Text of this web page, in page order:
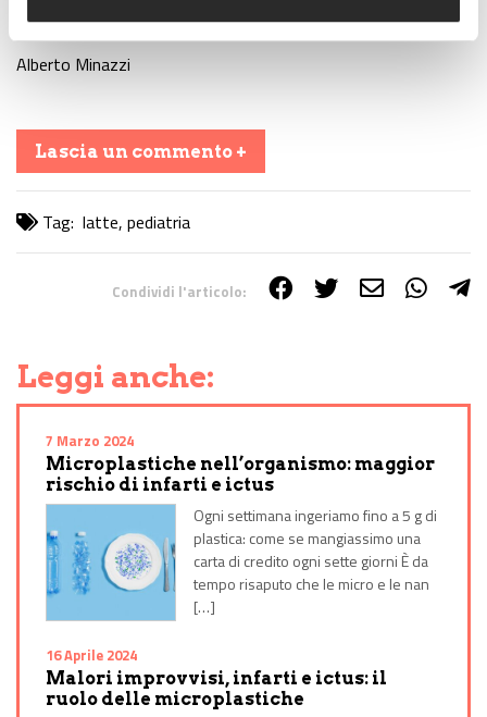
qualora questo sia necessario.
Alberto Minazzi
Lascia un commento +
Tag: latte, pediatria
Condividi l'articolo:
Leggi anche:
7 Marzo 2024
Microplastiche nell’organismo: maggior
rischio di infarti e ictus
Ogni settimana ingeriamo fino a 5 g di
plastica: come se mangiassimo una
carta di credito ogni sette giorni È da
tempo risaputo che le micro e le nan
[…]
16 Aprile 2024
Malori improvvisi, infarti e ictus: il
ruolo delle microplastiche